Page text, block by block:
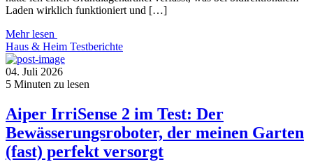
Laden wirklich funktioniert und […]
Mehr lesen
Haus & Heim Testberichte
04. Juli 2026
5 Minuten zu lesen
Aiper IrriSense 2 im Test: Der
Bewässerungsroboter, der meinen Garten
(fast) perfekt versorgt